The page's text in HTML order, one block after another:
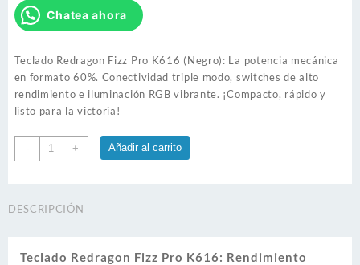
Chatea ahora
Teclado Redragon Fizz Pro K616 (Negro): La potencia mecánica
en formato 60%. Conectividad triple modo, switches de alto
rendimiento e iluminación RGB vibrante. ¡Compacto, rápido y
listo para la victoria!
-
Teclado
Redragon
K616
+ Añadir al carrito
DESCRIPCIÓN
Teclado Redragon Fizz Pro K616: Rendimiento